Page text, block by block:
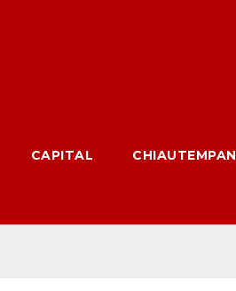
CAPITAL CHIAUTEMPAN